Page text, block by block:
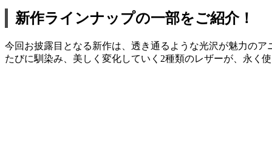
新作ラインナップの一部をご紹介！
今回お披露目となる新作は、透き通るような光沢が魅力の
たびに馴染み、美しく変化していく2種類のレザーが、永く